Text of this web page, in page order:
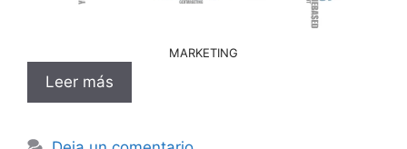
MARKETING
Leer más